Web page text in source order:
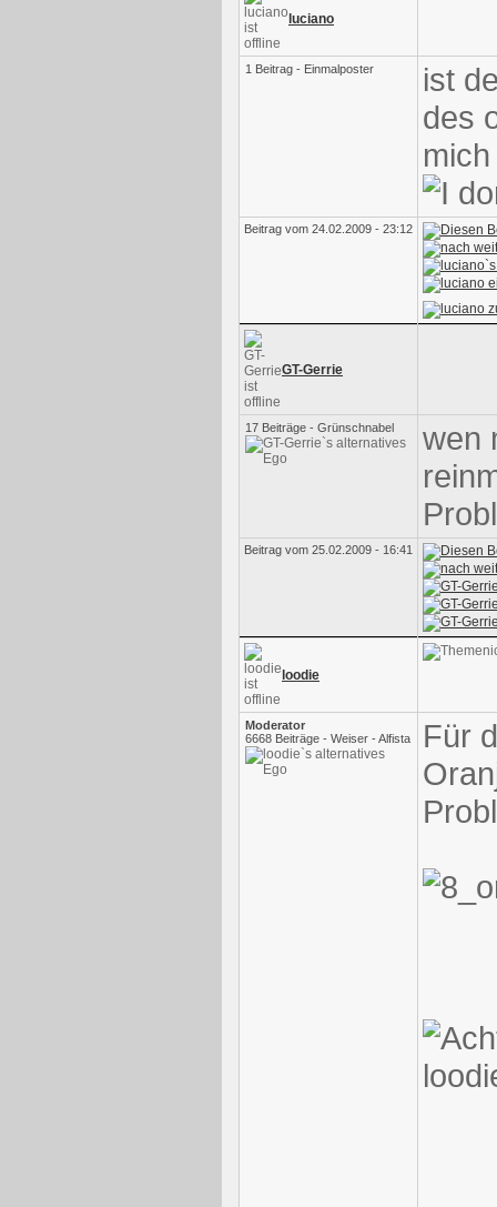
luciano
1 Beitrag - Einmalposter
ist
des
Beitrag vom 24.02.2009 - 23:12
GT-Gerrie
17 Beiträge - Grünschnabel
wen
Beitrag vom 25.02.2009 - 16:41
loodie
Moderator
6668 Beiträge - Weiser - Alfista
Für